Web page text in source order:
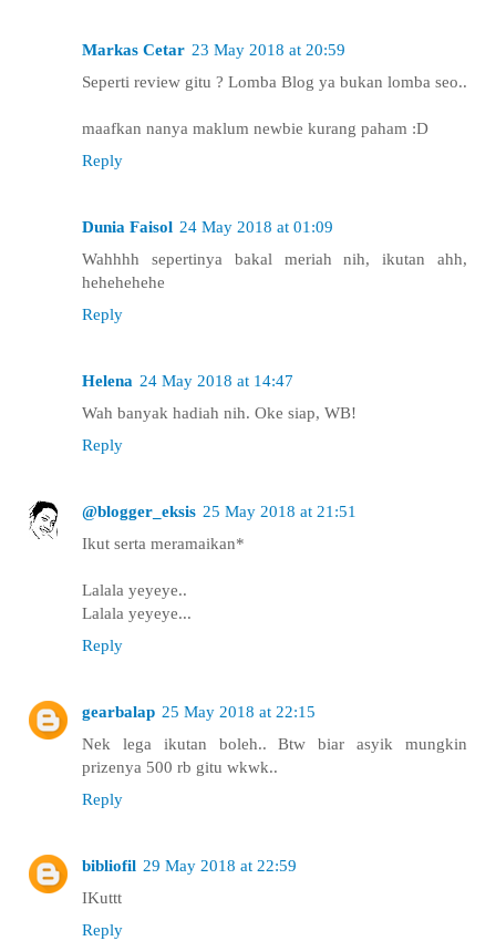
Markas Cetar 23 May 2018 at 20:59
Seperti review gitu ? Lomba Blog ya bukan lomba seo..
maafkan nanya maklum newbie kurang paham :D
Reply
Dunia Faisol 24 May 2018 at 01:09
Wahhhh sepertinya bakal meriah nih, ikutan ahh,
hehehehehe
Reply
Helena 24 May 2018 at 14:47
Wah banyak hadiah nih. Oke siap, WB!
Reply
@blogger_eksis 25 May 2018 at 21:51
Ikut serta meramaikan*
Lalala yeyeye..
Lalala yeyeye...
Reply
gearbalap 25 May 2018 at 22:15
Nek lega ikutan boleh.. Btw biar asyik mungkin
prizenya 500 rb gitu wkwk..
Reply
bibliofil 29 May 2018 at 22:59
IKuttt
Reply